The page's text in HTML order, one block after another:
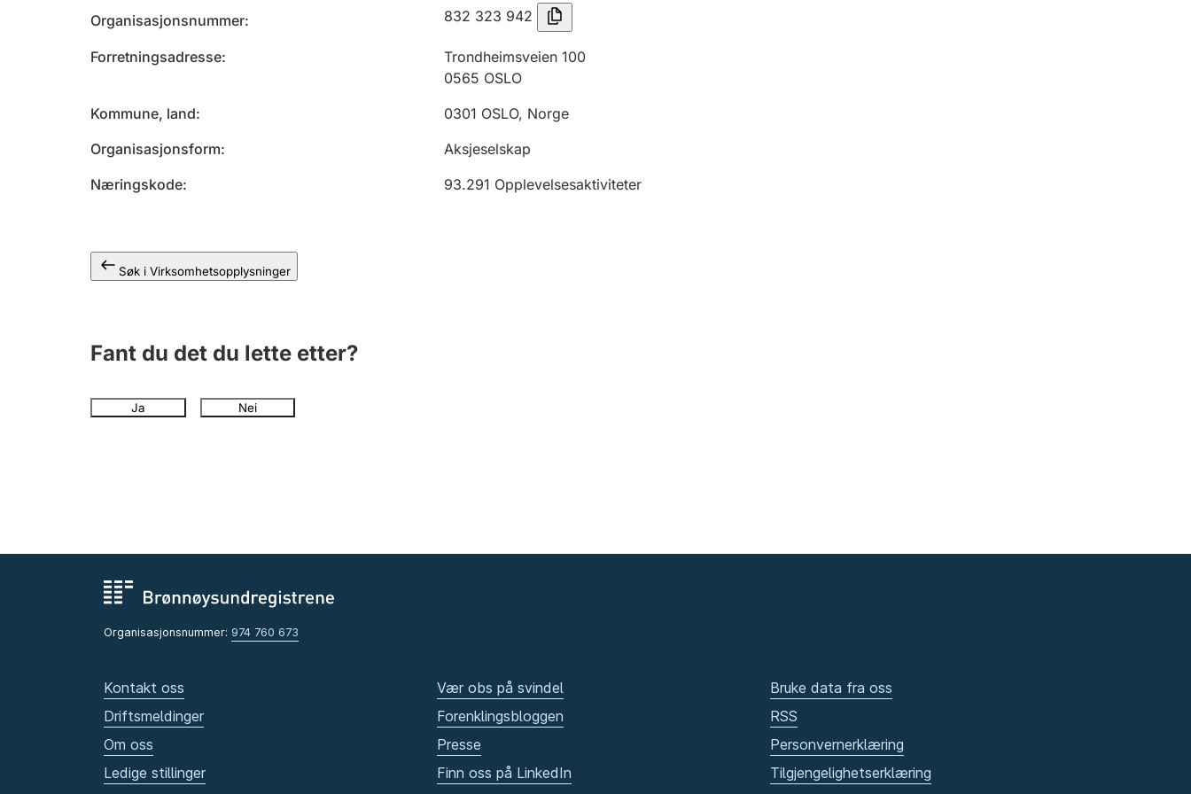
Organisasjonsnummer 832 323 942
Forretningsadresse
Trondheimsveien 100
0565 OSLO
Kommune, land
0301 OSLO, Norge
Organisasjonsform
Aksjeselskap
Næringskode
93.291 Opplevelsesaktiviteter
Søk i Virksomhetsopplysninger
Fant du det du lette etter?
Ja Nei
Organisasjonsnummer: 974 760 673
Kontakt oss
Driftsmeldinger
Om oss
Ledige stillinger
Vær obs på svindel
Forenklingsbloggen
Presse
Finn oss på LinkedIn
Bruke data fra oss
RSS
Personvernerklæring
Tilgjengelighetserklæring